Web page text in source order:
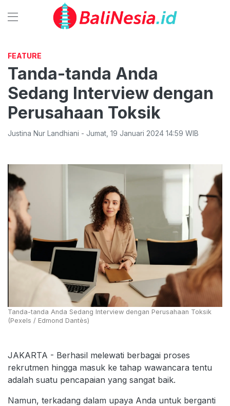
FEATURE
Tanda-tanda Anda
Sedang Interview dengan
Perusahaan Toksik
Justina Nur Landhiani - Jumat 19 Januari 2024 14:59 WIB
Tanda-tanda Anda Sedang Interview dengan Perusahaan Toksik
(Pexels / Edmond Dantès)
JAKARTA - Berhasil melewati berbagai proses
rekrutmen hingga masuk ke tahap wawancara tentu
adalah suatu pencapaian yang sangat baik.
Namun, terkadang dalam upaya Anda untuk berganti